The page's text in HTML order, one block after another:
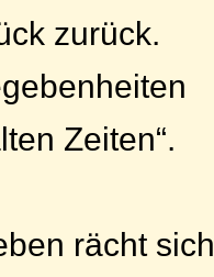
zurück.
Zeiten“.
rächt